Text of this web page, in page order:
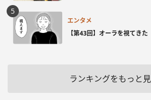
エンタメ
【第43回】オーラを視てきた
ランキングをもっと